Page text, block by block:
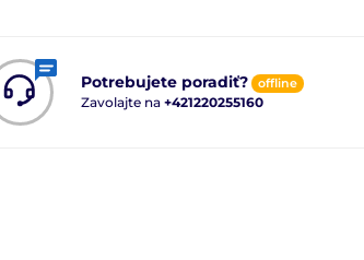
Potrebujete poradiť? offline
Zavolajte na +421220255160